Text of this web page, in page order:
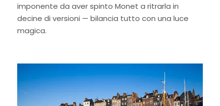
imponente da aver spinto Monet a ritrarla in
decine di versioni — bilancia tutto con una luce
magica.